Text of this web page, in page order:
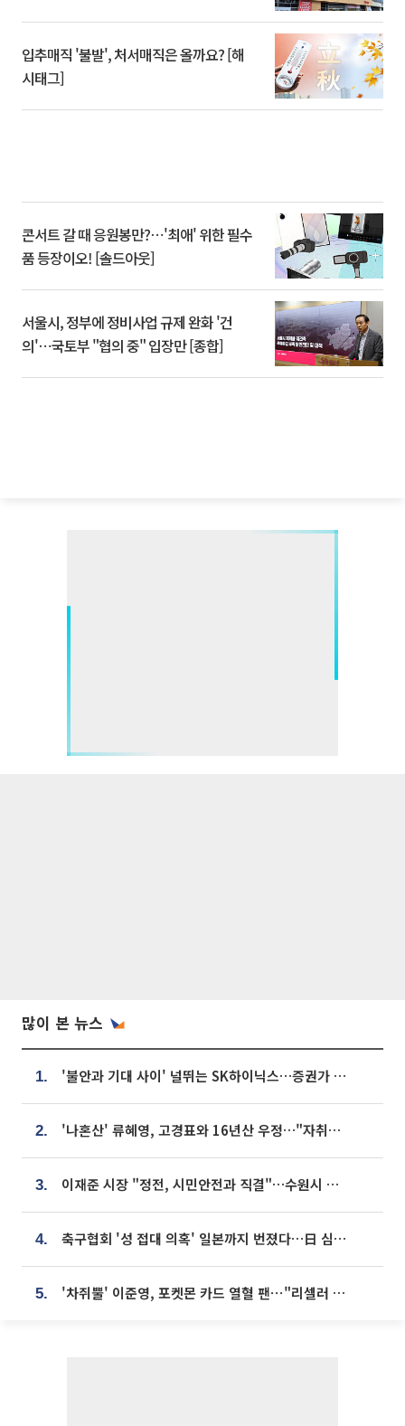
입추매직 '불발', 처서매직은 올까요? [해
시태그]
콘서트 갈 때 응원봉만?⋯'최애' 위한 필수
품 등장이오! [솔드아웃]
서울시, 정부에 정비사업 규제 완화 '건
의'⋯국토부 "협의 중" 입장만 [종합]
많이 본 뉴스
1. '불안과 기대 사이' 널뛰는 SK하이닉스…증권가 "HBM4·LTA 기반 펀터멘털 견고"
2. '나혼산' 류혜영, 고경표와 16년산 우정…"자취방서 부모님과 마주쳐"
3. 이재준 시장 "정전, 시민안전과 직결"…수원시 비상대응체계 가동
4. 축구협회 '성 접대 의혹' 일본까지 번졌다…日 심판 실명 공개
5. '차쥐뿔' 이준영, 포켓몬 카드 열혈 팬⋯"리셀러 처단할 것"